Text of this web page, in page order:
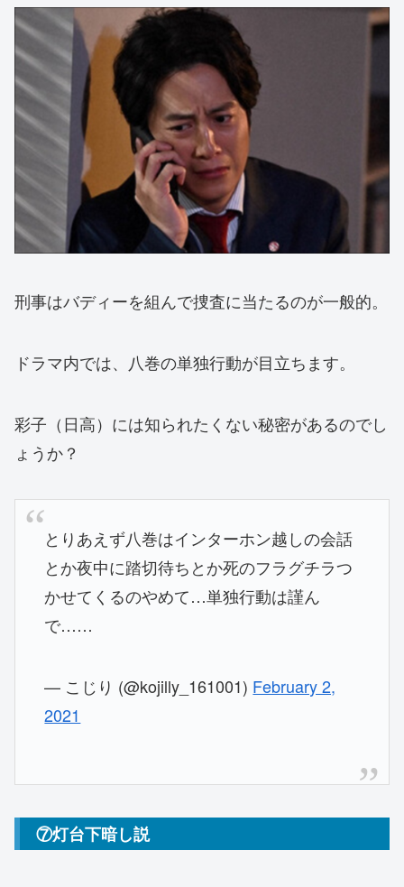
刑事はバディーを組んで捜査に当たるのが一般的。
ドラマ内では、八巻の単独行動が目立ちます。
彩子（日高）には知られたくない秘密があるのでし
ょうか？
とりあえず八巻はインターホン越しの会話
とか夜中に踏切待ちとか死のフラグチラつ
かせてくるのやめて…単独行動は謹ん
で……
— こじり (@kojilly_161001) February 2,
2021
⑦灯台下暗し説